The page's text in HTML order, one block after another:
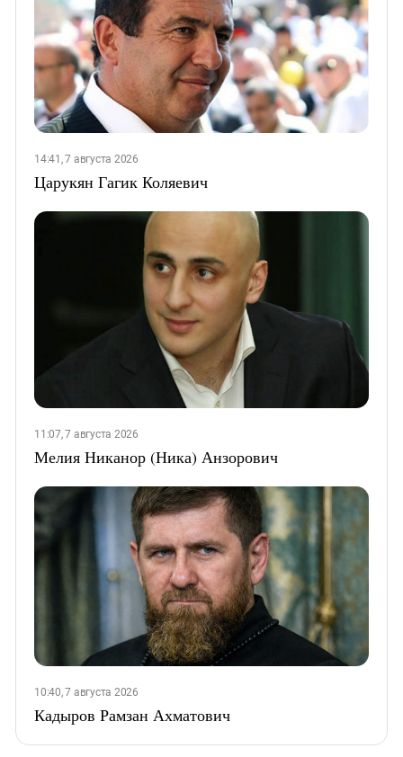
14:41, 7 августа 2026
Царукян Гагик Коляевич
11:07, 7 августа 2026
Мелия Никанор (Ника) Анзорович
10:40, 7 августа 2026
Кадыров Рамзан Ахматович